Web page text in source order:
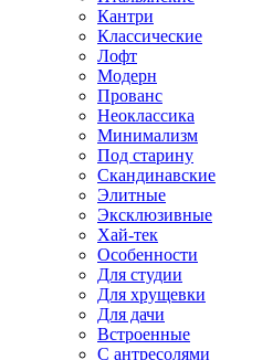
Кантри
Классические
Лофт
Модерн
Прованс
Неоклассика
Минимализм
Под старину
Скандинавские
Элитные
Эксклюзивные
Хай-тек
Особенности
Для студии
Для хрущевки
Для дачи
Встроенные
С антресолями